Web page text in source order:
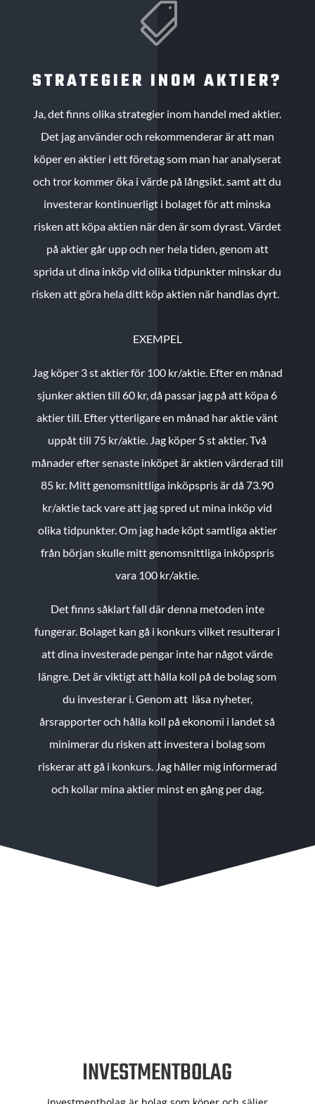

STRATEGIER INOM AKTIER?
Ja, det finns olika strategier inom handel med aktier.
Det jag använder och rekommenderar är att man
köper en aktier i ett företag som man har analyserat
och tror kommer öka i värde på långsikt. samt att du
investerar kontinuerligt i bolaget för att minska
risken att köpa aktien när den är som dyrast. Värdet
på aktier går upp och ner hela tiden, genom att
sprida ut dina inköp vid olika tidpunkter minskar du
risken att göra hela ditt köp aktien när handlas dyrt.
EXEMPEL
Jag köper 3 st aktier för 100 kr/aktie. Efter en månad
sjunker aktien till 60 kr, då passar jag på att köpa 6
aktier till. Efter ytterligare en månad har aktie vänt
uppåt till 75 kr/aktie. Jag köper 5 st aktier.Två
månader efter senaste inköpet är aktien värderad till
85 kr. Mitt genomsnittliga inköpspris är då 73.90
kr/aktie tack vare att jag spred ut mina inköp vid
olika tidpunkter. Om jag hade köpt samtliga aktier
från början skulle mitt genomsnittliga inköpspris
vara 100 kr/aktie.
Det finns såklart fall där denna metoden inte
fungerar. Bolaget kan gå i konkurs vilket resulterar i
att dina investerade pengar inte har något värde
längre. Det är viktigt att hålla koll på de bolag som
du investerar i. Genom att läsa nyheter,
årsrapporter och hålla koll på ekonomi i landet så
minimerar du risken att investera i bolag som
riskerar att gå i konkurs. Jag håller mig informerad
och kollar mina aktier minst en gång per dag.
INVESTMENTBOLAG